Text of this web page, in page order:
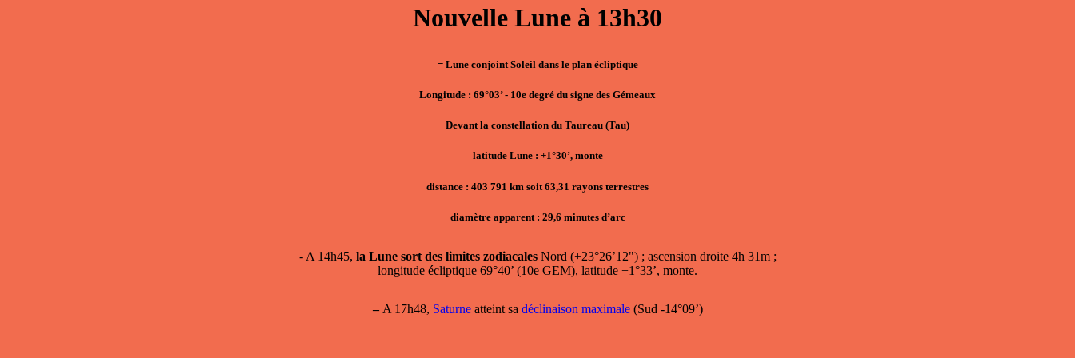
Nouvelle Lune à 13h30
= Lune conjoint Soleil dans le plan écliptique
Longitude : 69°03’ - 10e degré du signe des Gémeaux
Devant la constellation du Taureau (Tau)
latitude Lune : +1°30’, monte
distance : 403 791 km soit 63,31 rayons terrestres
diamètre apparent : 29,6 minutes d’arc
- A 14h45, la Lune sort des limites zodiacalesNord (+23°26’12") ; ascension droite 4h 31m ;
longitude écliptique 69°40’ (10e GEM), latitude +1°33’, monte.
–A 17h48, Saturneatteint sa déclinaison maximale(Sud -14°09’)